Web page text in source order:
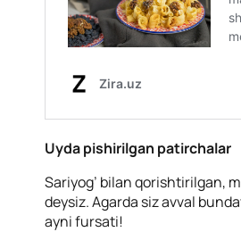
Uyda pishirilgan patirchalar
Sariyog’ bilan qorishtirilgan,
deysiz. Agarda siz avval
ayni fursati!